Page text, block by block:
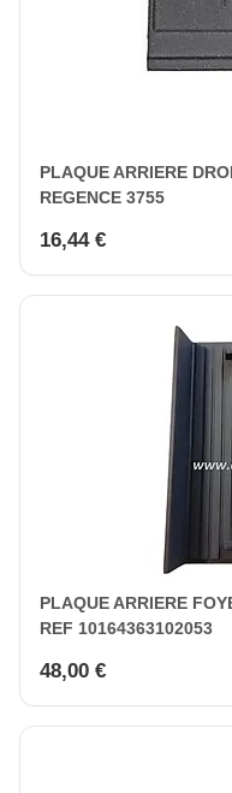
PLAQUE ARRIERE
REGENCE 3755
16,44 €
PLAQUE ARRIERE
REF 10164363102053
48,00 €